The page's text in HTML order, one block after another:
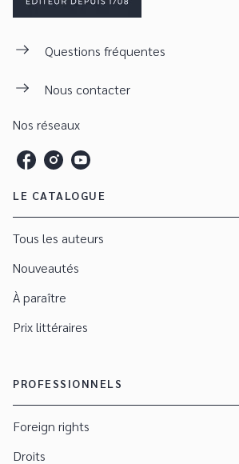
Questions fréquentes
Nous contacter
Nos réseaux
LE CATALOGUE
Tous les auteurs
Nouveautés
À paraître
Prix littéraires
PROFESSIONNELS
Foreign rights
Droits